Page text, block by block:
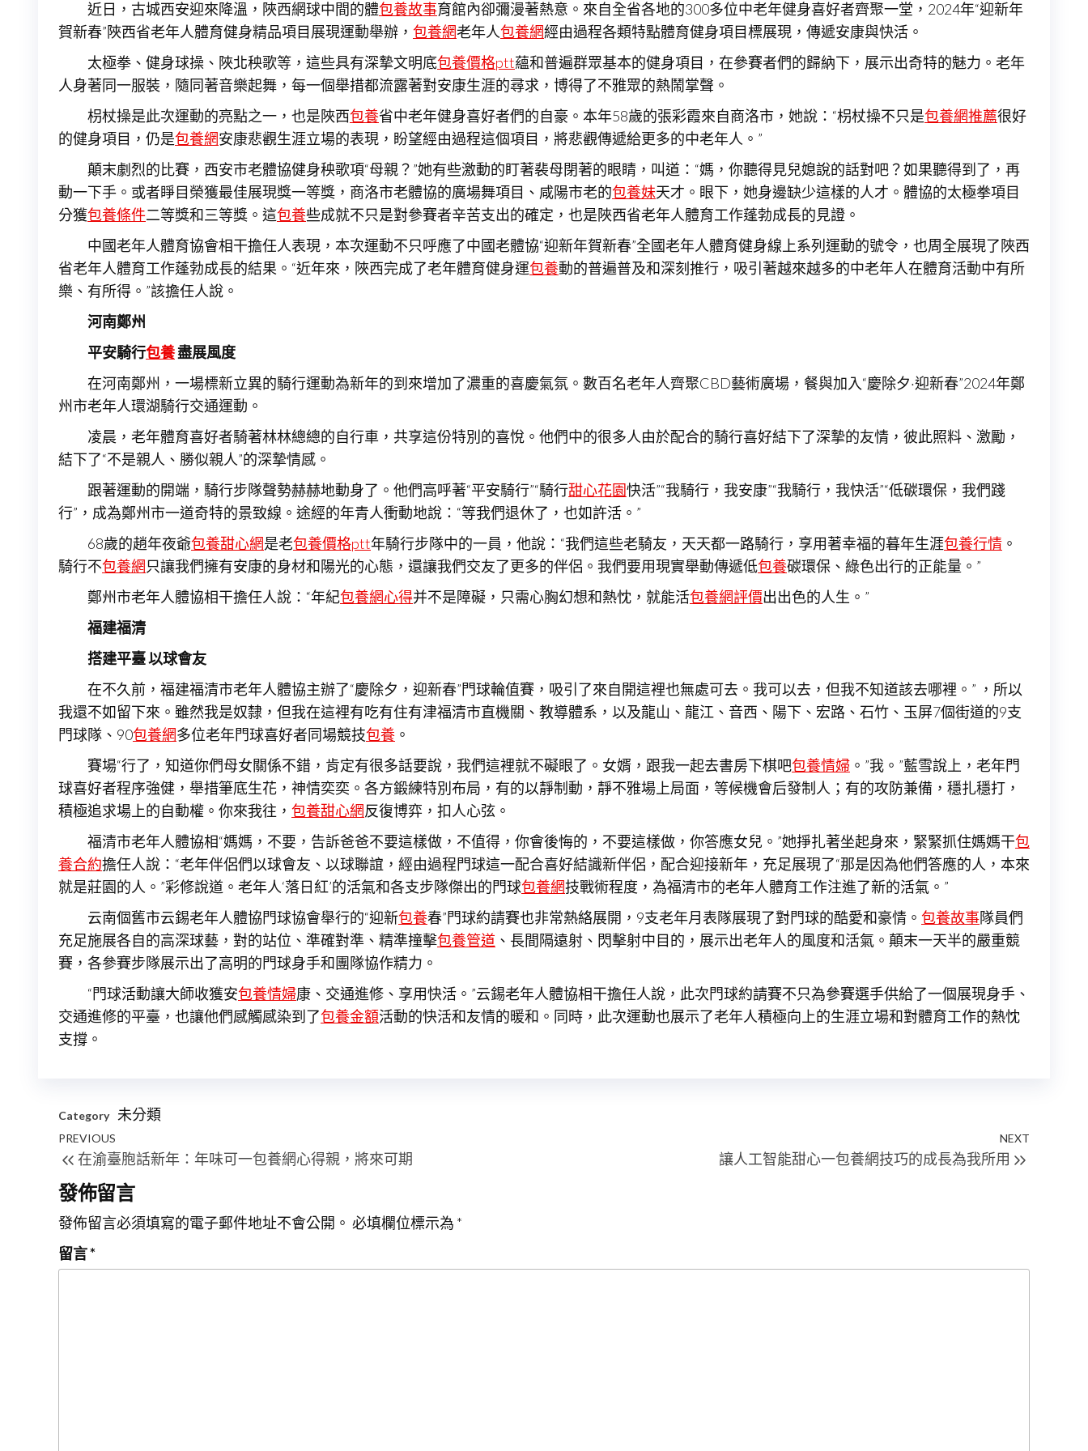
近日，古城西安迎來降溫，陜西網球中間的體包養故事育館內卻彌漫著熱意。來自全省各地的300多位中老年健身喜好者齊聚一堂，2024年“迎新年
賀新春”陜西省老年人體育健身精品項目展現運動舉辦， 包養網老年人包養網經由過程各類特點體育健身項目標展現，傳遞安康與快活。
太極拳、健身球操、陜北秧歌等，這些具有深摯文明底包養價格ptt蘊和普遍群眾基本的健身項目，在參賽者們的歸納下，展示出奇特的魅力。老年
人身著同一服裝，隨同著音樂起舞，每一個舉措都流露著對安康生涯的尋求，博得了不雅眾的熱鬧掌聲。
枴杖操是此次運動的亮點之一，也是陜西包養省中老年健身喜好者們的自豪。本年58歲的張彩霞來自商洛市，她說：“枴杖操不只是包養網推薦很好
的健身項目，仍是包養網安康悲觀生涯立場的表現，盼望經由過程這個項目，將悲觀傳遞給更多的中老年人。”
顛末劇烈的比賽，西安市老體協健身秧歌項“母親？”她有些激動的盯著裴母閉著的眼睛，叫道：“媽，你聽得見兒媳說的話對吧？如果聽得到了，再
動一下手。或者睜目榮獲最佳展現獎一等獎，商洛市老體協的廣場舞項目、咸陽市老的包養妹天才。眼下，她身邊缺少這樣的人才。體協的太極拳項目
分獲包養條件二等獎和三等獎。這包養些成就不只是對參賽者辛苦支出的確定，也是陜西省老年人體育工作蓬勃成長的見證。
中國老年人體育協會相干擔任人表現，本次運動不只呼應了中國老體協“迎新年賀新春”全國老年人體育健身線上系列運動的號令，也周全展現了陜西
省老年人體育工作蓬勃成長的結果。“近年來，陜西完成了老年體育健身運包養動的普遍普及和深刻推行，吸引著越來越多的中老年人在體育活動中有所
樂、有所得。”該擔任人說。
河南鄭州
平安騎行包養盡展風度
在河南鄭州，一場標新立異的騎行運動為新年的到來增加了濃重的喜慶氣氛。數百名老年人齊聚CBD藝術廣場，餐與加入“慶除夕·迎新春”2024年鄭
州市老年人環湖騎行交通運動。
凌晨，老年體育喜好者騎著林林總總的自行車，共享這份特別的喜悅。他們中的很多人由於配合的騎行喜好結下了深摯的友情，彼此照料、激勵，
結下了“不是親人、勝似親人”的深摯情感。
跟著運動的開端，騎行步隊聲勢赫赫地動身了。他們高呼著“平安騎行”“騎行甜心花園快活”“我騎行，我安康”“我騎行，我快活”“低碳環保，我們踐
行”，成為鄭州市一道奇特的景致線。途經的年青人衝動地說：“等我們退休了，也如許活。”
68歲的趙年夜爺包養甜心網是老包養價格ptt年騎行步隊中的一員，他說：“我們這些老騎友，天天都一路騎行，享用著幸福的暮年生涯包養行情 。
騎行不包養網只讓我們擁有安康的身材和陽光的心態，還讓我們交友了更多的伴侶。我們要用現實舉動傳遞低包養碳環保、綠色出行的正能量。”
鄭州市老年人體協相干擔任人說：“年紀包養網心得并不是障礙，只需心胸幻想和熱忱，就能活包養網評價出出色的人生。”
福建福清
搭建平臺 以球會友
在不久前，福建福清市老年人體協主辦了“慶除夕，迎新春”門球輪值賽，吸引了來自開這裡也無處可去。我可以去，但我不知道該去哪裡。” ，所以
我還不如留下來。雖然我是奴隸，但我在這裡有吃有住有津福清市直機關、教導體系，以及龍山、龍江、音西、陽下、宏路、石竹、玉屏7個街道的9支
門球隊、90包養網多位老年門球喜好者同場競技包養 。
賽場“行了，知道你們母女關係不錯，肯定有很多話要說，我們這裡就不礙眼了。女婿，跟我一起去書房下棋吧包養情婦 。”我。”藍雪說上，老年門
球喜好者程序強健，舉措筆底生花，神情奕奕。各方鍛練特別布局，有的以靜制動，靜不雅場上局面，等候機會后發制人；有的攻防兼備，穩扎穩打，
積極追求場上的自動權。你來我往， 包養甜心網反復博弈，扣人心弦。
福清市老年人體協相“媽媽，不要，告訴爸爸不要這樣做，不值得，你會後悔的，不要這樣做，你答應女兒。”她掙扎著坐起身來，緊緊抓住媽媽干包
養合約擔任人說：“老年伴侶們以球會友、以球聯誼，經由過程門球這一配合喜好結識新伴侶，配合迎接新年，充足展現了“那是因為他們答應的人，本來
就是莊園的人。”彩修說道。老年人‘落日紅’的活氣和各支步隊傑出的門球包養網技戰術程度，為福清市的老年人體育工作注進了新的活氣。”
云南個舊市云錫老年人體協門球協會舉行的“迎新包養春”門球約請賽也非常熱絡展開，9支老年月表隊展現了對門球的酷愛和豪情。 包養故事隊員們
充足施展各自的高深球藝，對的站位、準確對準、精準撞擊包養管道 、長間隔遠射、閃擊射中目的，展示出老年人的風度和活氣。顛末一天半的嚴重競
賽，各參賽步隊展示出了高明的門球身手和團隊協作精力。
“門球活動讓大師收獲安包養情婦康、交通進修、享用快活。”云錫老年人體協相干擔任人說，此次門球約請賽不只為參賽選手供給了一個展現身手、
交通進修的平臺，也讓他們感觸感染到了包養金額活動的快活和友情的暖和。同時，此次運動也展示了老年人積極向上的生涯立場和對體育工作的熱忱
支撐。
Category 未分類
文
章
導
覽
Previous
Post
PREVIOUS
在渝臺胞話新年：年味可一包養網心得親，將來可期
NEXT
讓人工智能甜心一包養網技巧的成長為我所用
發佈留言
發佈留言必須填寫的電子郵件地址不會公開。 必填欄位標示為 *
留言*